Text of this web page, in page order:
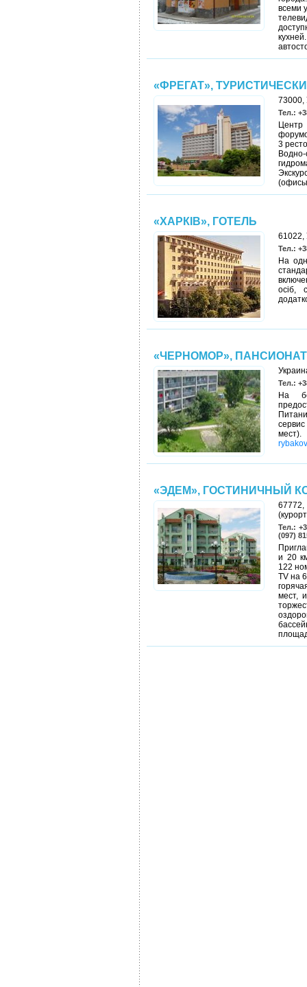
всеми
«ФРЕГАТ»,
73000,
Тел.:
Центр
3
«ХАРКІВ», ГОТЕЛЬ
61022,
Тел.:
На
осіб,
«ЧЕРНОМОР», ПАНСИОНАТ
Тел.:
На
«ЭДЕМ», ГОСТИНИЧНЫЙ
67772,
Тел.:
(097)
и 20
122
TV на
мест,